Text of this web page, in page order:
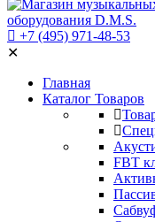
+7 (495) 971-48-53
✕
Главная
Каталог Товаров
FBT